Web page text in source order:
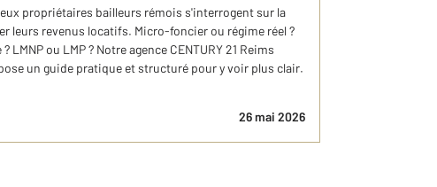
propriétaires bailleurs rémois s'interrogent sur la
leurs revenus locatifs. Micro-foncier ou régime réel ?
LMNP ou LMP ? Notre agence CENTURY 21 Reims
un guide pratique et structuré pour y voir plus clair.
26 mai 2026